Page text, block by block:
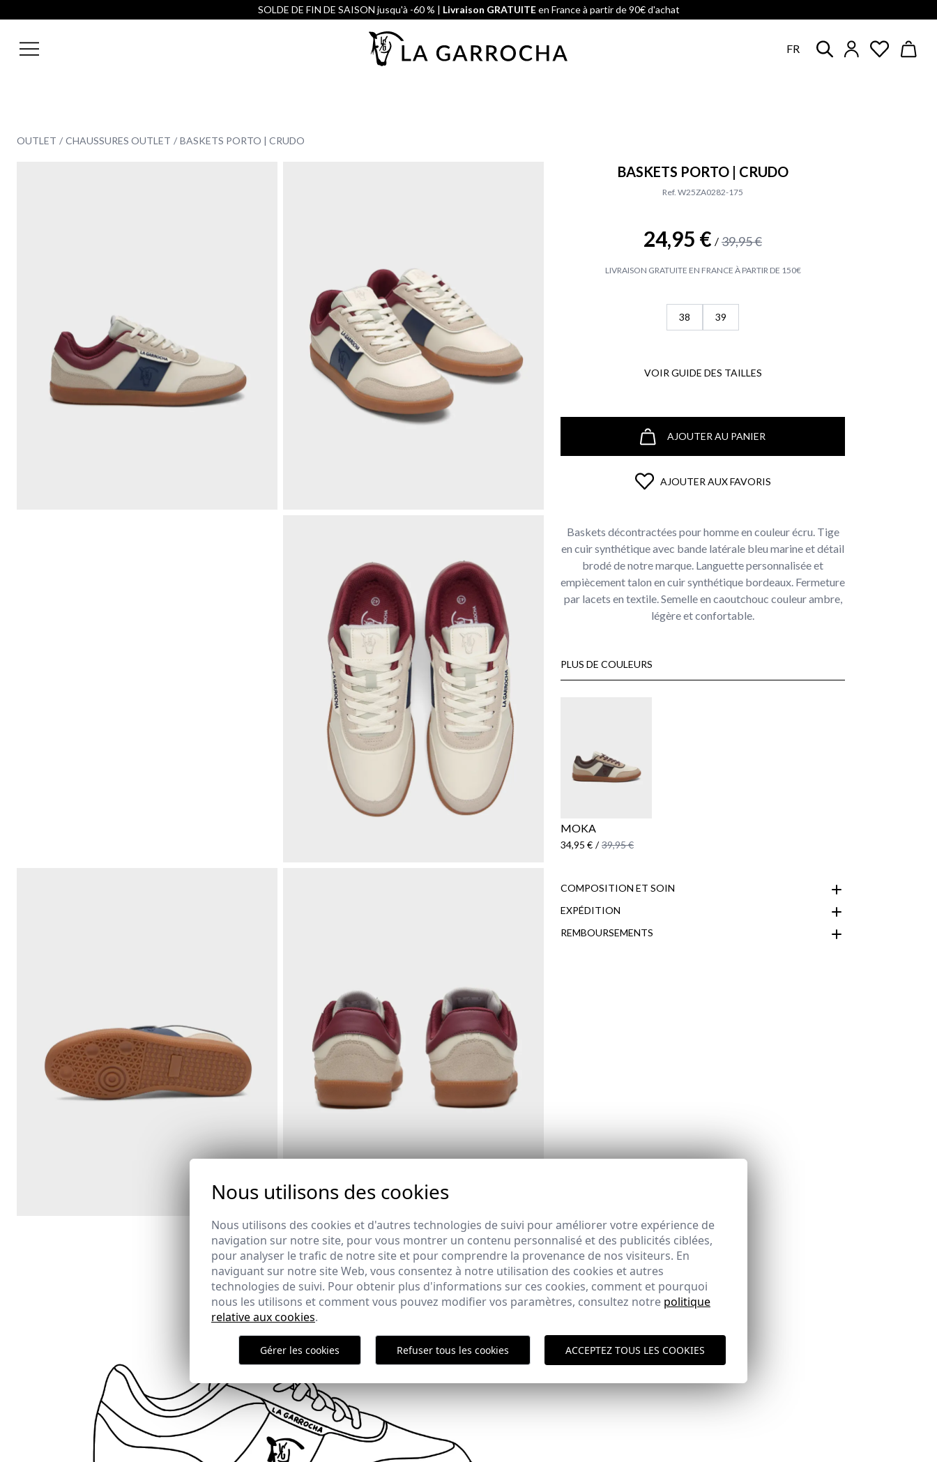
SOLDE DE FIN DE SAISON jusqu'à -60 % | Livraison GRATUITEen France à partir de 90€ d'achat
FR
OUTLET CHAUSSURES OUTLET BASKETS PORTO | CRUDO
BASKETS PORTO | CRUDO
Ref. W25ZA0282-175
24,95 € / 39,95 €
LIVRAISON GRATUITE EN FRANCE À PARTIR DE 150€
38 39
VOIR GUIDE DES TAILLES
AJOUTER AU PANIER
AJOUTER AUX FAVORIS
Baskets décontractées pour homme en couleur écru. Tige
en cuir synthétique avec bande latérale bleu marine et détail
brodé de notre marque. Languette personnalisée et
empiècement talon en cuir synthétique bordeaux. Fermeture
par lacets en textile. Semelle en caoutchouc couleur ambre,
légère et confortable.
PLUS DE COULEURS
MOKA
34,95 € / 39,95 €
COMPOSITION ET SOIN
EXPÉDITION
REMBOURSEMENTS
Nous utilisons des cookies
Nous utilisons des cookies et d'autres technologies de suivi pour améliorer votre expérience de
navigation sur notre site, pour vous montrer un contenu personnalisé et des publicités ciblées,
pour analyser le trafic de notre site et pour comprendre la provenance de nos visiteurs. En
naviguant sur notre site Web, vous consentez à notre utilisation des cookies et autres
technologies de suivi. Pour obtenir plus d'informations sur ces cookies, comment et pourquoi
nous les utilisons et comment vous pouvez modifier vos paramètres, consultez notre politique
relative aux cookies.
Gérer les cookies Refuser tous les cookies ACCEPTEZ TOUS LES COOKIES